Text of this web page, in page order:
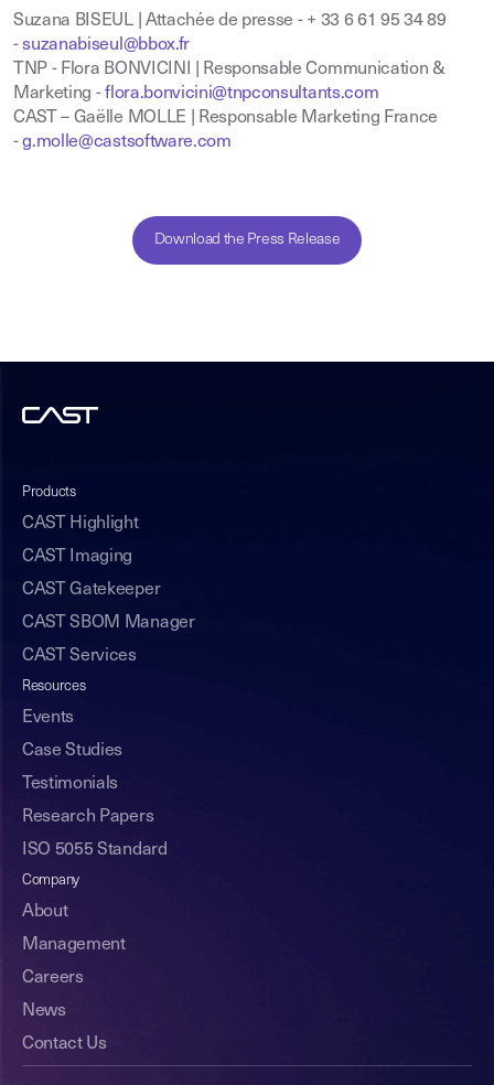
Suzana BISEUL | Attachée de presse - + 33 6 61 95 34 89
- suzanabiseul@bbox.fr
TNP - Flora BONVICINI | Responsable Communication &
Marketing - flora.bonvicini@tnpconsultants.com
CAST – Gaëlle MOLLE | Responsable Marketing France
- g.molle@castsoftware.com
Download the Press Release
Products
CAST Highlight
CAST Imaging
CAST Gatekeeper
CAST SBOM Manager
CAST Services
Resources
Events
Case Studies
Testimonials
Research Papers
ISO 5055 Standard
Company
About
Management
Careers
News
Contact Us